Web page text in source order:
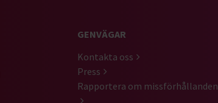
GENVÄGAR
Kontakta oss
Press
Rapportera om missförhållanden